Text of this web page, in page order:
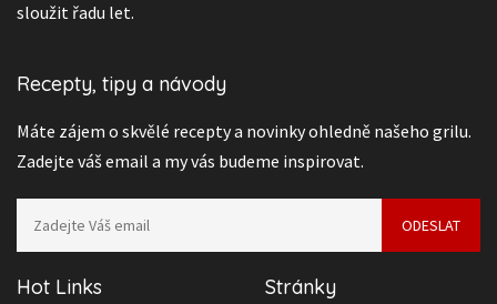
sloužit řadu let.
Recepty, tipy a návody
Máte zájem o skvělé recepty a novinky ohledně našeho grilu.
Zadejte váš email a my vás budeme inspirovat.
Hot Links Stránky